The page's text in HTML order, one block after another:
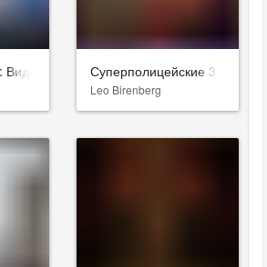
Видения. Девятый джедай
Суперполицейские 3
Leo Birenberg